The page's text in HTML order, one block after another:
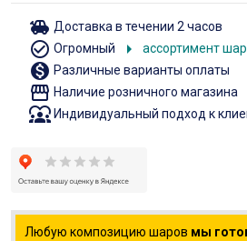
toys Доставка в течении 2 часов
check_circle_outline Огромный arrow_right ассортимент
monetization_on Различные варианты оплаты
storefront Наличие розничного магазина
diversity_1Индивидуальный подход к
Любую композицию шаров мы